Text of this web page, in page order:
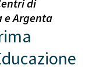
di
e Argenta